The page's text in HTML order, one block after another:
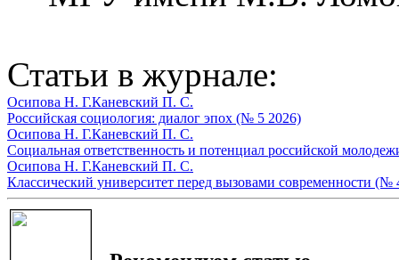
Статьи в журнале:
Осипова Н. Г.Каневский П. С.
Российская социология: диалог эпох (№ 5 2026)
Осипова Н. Г.Каневский П. С.
Социальная ответственность и потенциал российской
Осипова Н. Г.Каневский П. С.
Классический университет перед вызовами современности (№